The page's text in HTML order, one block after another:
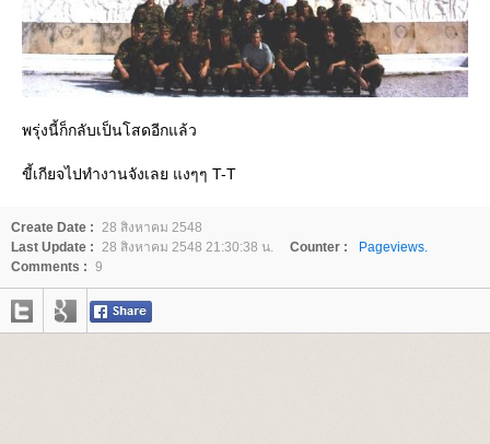
พรุ่งนี้ก็กลับเป็นโสดอีกแล้ว
ขี้เกียจไปทำงานจังเลย แงๆๆ T-T
Create Date :
28 สิงหาคม 2548
Last Update :
28 สิงหาคม 2548 21:30:38 น. Counter :
Pageviews.
Comments : 9